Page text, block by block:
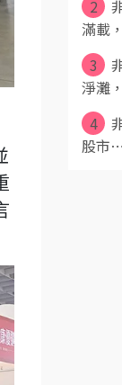
2
滿載
3
淨灘
4
股市⋯